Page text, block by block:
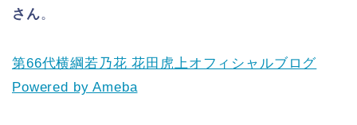
さん。
第66代横綱若乃花 花田虎上オフィシャルブログ
Powered by Ameba